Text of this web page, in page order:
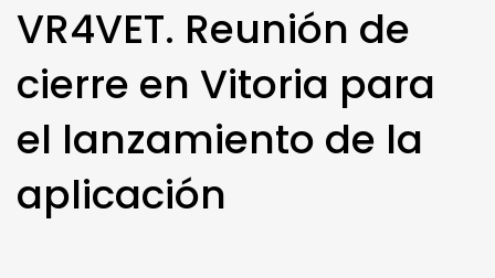
VR4VET. Reunión de
cierre en Vitoria para
el lanzamiento de la
aplicación